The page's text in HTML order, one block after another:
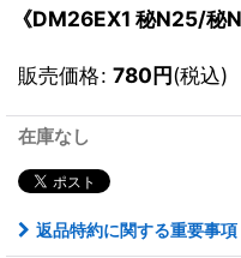
《DM26EX1 秘N25/秘
販売価格: 780円(税込)
在庫なし
返品特約に関する重要事項